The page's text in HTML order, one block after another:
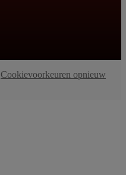
Cookievoorkeuren opnieuw